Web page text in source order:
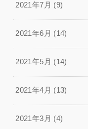
2021年7月 (9)
2021年6月 (14)
2021年5月 (14)
2021年4月 (13)
2021年3月 (4)